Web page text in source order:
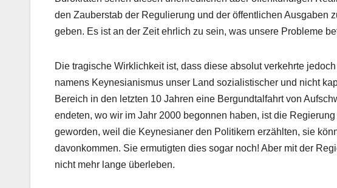
den Zauberstab der Regulierung und der öffentlichen Ausgaben
geben. Es ist an der Zeit ehrlich zu sein, was unsere Probleme
Die tragische Wirklichkeit ist, dass diese absolut verkehrte
namens Keynesianismus unser Land sozialistischer und nicht
Bereich in den letzten 10 Jahren eine Bergundtalfahrt von
endeten, wo wir im Jahr 2000 begonnen haben, ist die
geworden, weil die Keynesianer den Politikern erzählten, sie
davonkommen. Sie ermutigten dies sogar noch! Aber mit der
nicht mehr lange überleben.